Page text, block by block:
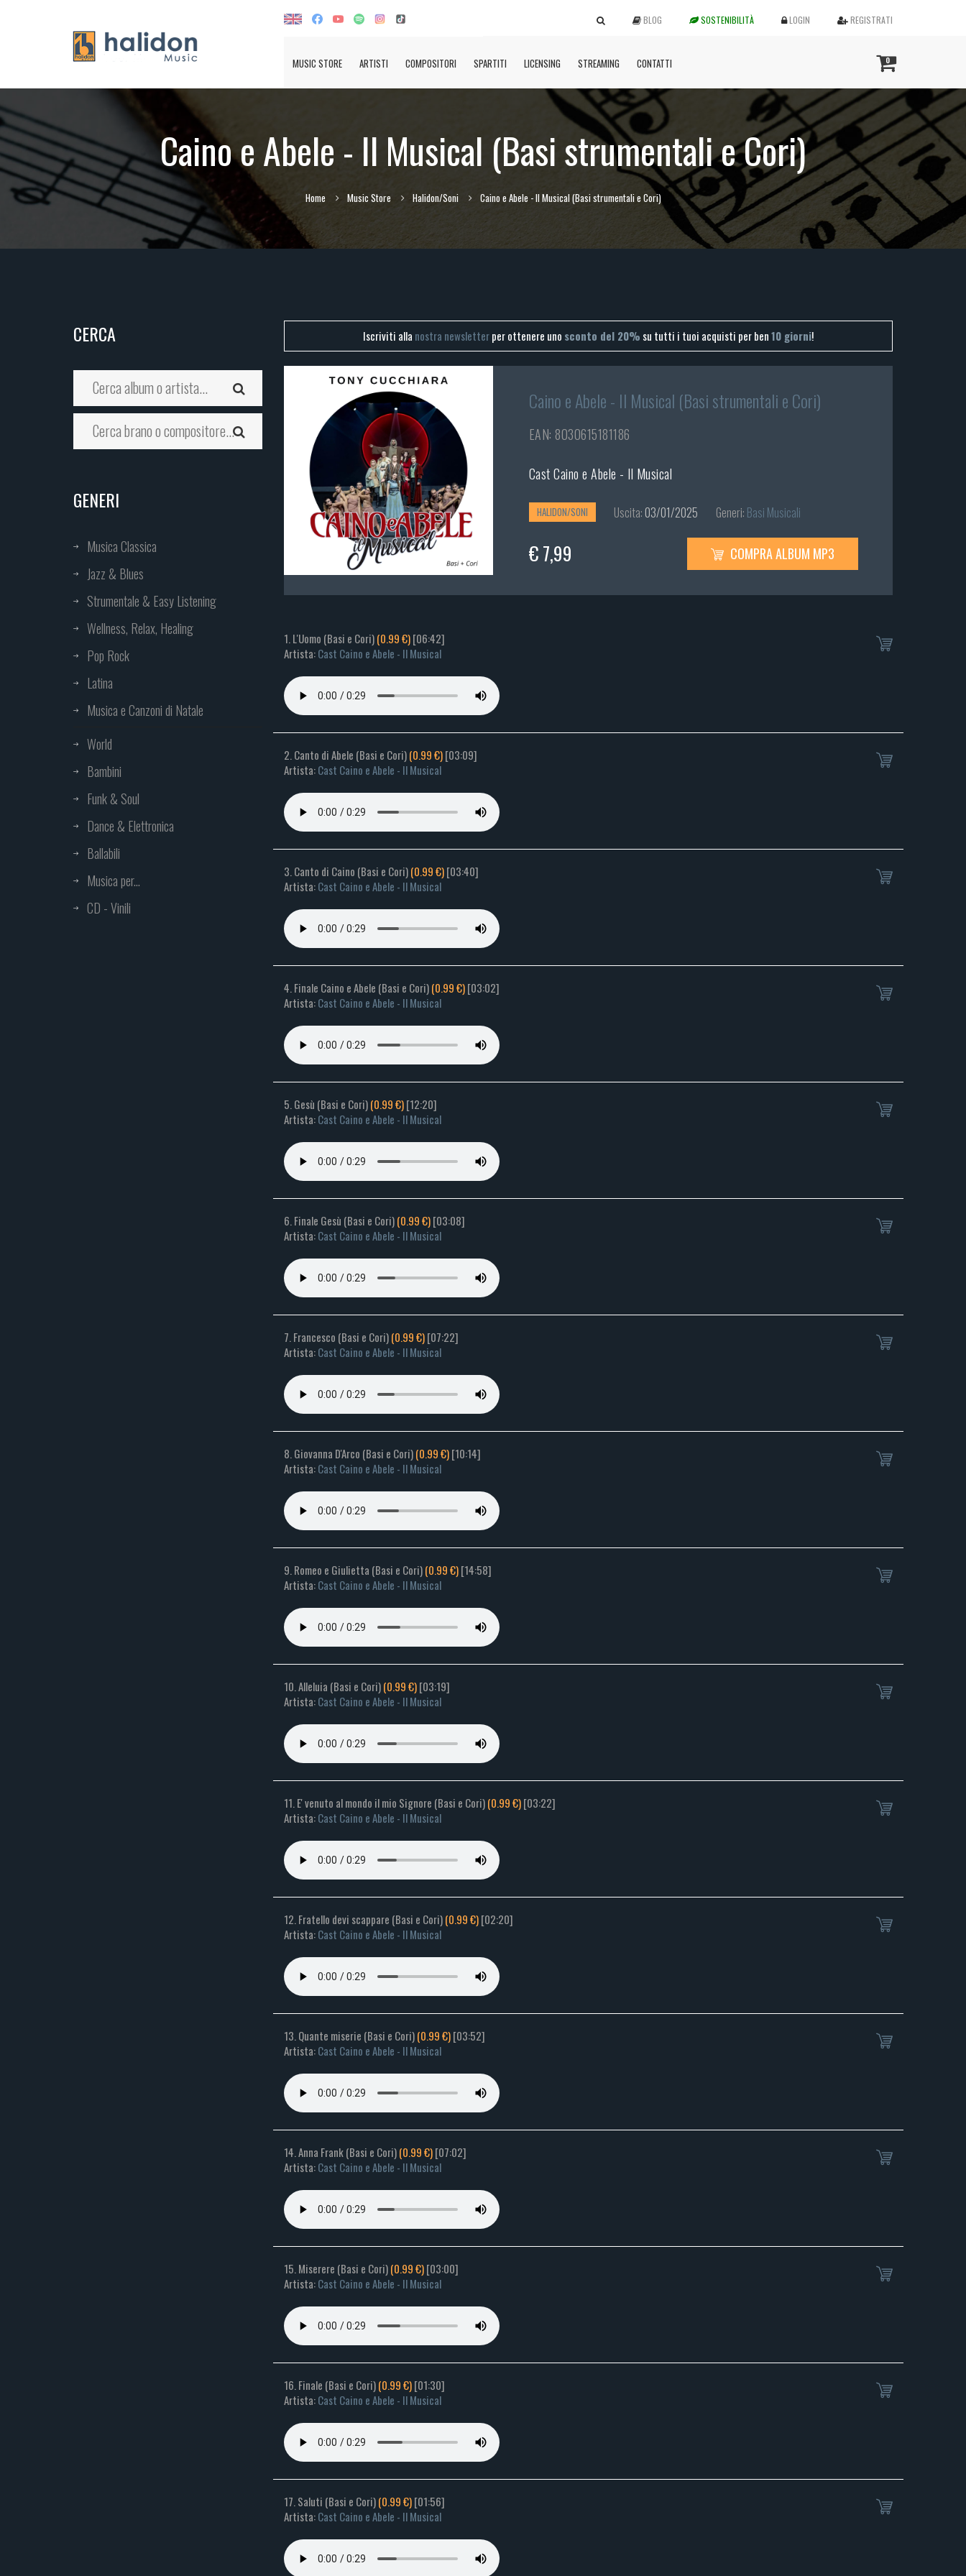
BLOG SOSTENIBILITÀ LOGIN REGISTRATI
MUSIC STORE ARTISTI COMPOSITORI SPARTITI LICENSING STREAMING CONTATTI 0
Caino e Abele - Il Musical (Basi strumentali e Cori)
Home Music Store Halidon/Soni Caino e Abele - Il Musical (Basi strumentali e Cori)
CERCA
GENERI
Musica Classica
Jazz & Blues
Strumentale & Easy Listening
Wellness, Relax, Healing
Pop Rock
Latina
Musica e Canzoni di Natale
World
Bambini
Funk & Soul
Dance & Elettronica
Ballabili
Musica per...
CD - Vinili
Iscriviti alla nostra newsletterper ottenere uno sconto del 20% su tutti i tuoi acquisti per ben10 giorni!
Caino e Abele - Il Musical (Basi strumentali e Cori)
EAN: 8030615181186
Cast Caino e Abele - Il Musical
HALIDON/SONI Uscita:03/01/2025 Generi: Basi Musicali
€ 7,99 COMPRA ALBUM MP3
1. L'Uomo (Basi e Cori)(0.99 €)[06:42]
Artista:Cast Caino e Abele - Il Musical
2. Canto di Abele (Basi e Cori)(0.99 €)[03:09]
Artista:Cast Caino e Abele - Il Musical
3. Canto di Caino (Basi e Cori)(0.99 €)[03:40]
Artista:Cast Caino e Abele - Il Musical
4. Finale Caino e Abele (Basi e Cori)(0.99 €)[03:02]
Artista:Cast Caino e Abele - Il Musical
5. Gesù (Basi e Cori)(0.99 €)[12:20]
Artista:Cast Caino e Abele - Il Musical
6. Finale Gesù (Basi e Cori)(0.99 €)[03:08]
Artista:Cast Caino e Abele - Il Musical
7. Francesco (Basi e Cori)(0.99 €)[07:22]
Artista:Cast Caino e Abele - Il Musical
8. Giovanna D'Arco (Basi e Cori)(0.99 €)[10:14]
Artista:Cast Caino e Abele - Il Musical
9. Romeo e Giulietta (Basi e Cori)(0.99 €)[14:58]
Artista:Cast Caino e Abele - Il Musical
10. Alleluia (Basi e Cori)(0.99 €)[03:19]
Artista:Cast Caino e Abele - Il Musical
11. E' venuto al mondo il mio Signore (Basi e Cori)(0.99 €)[03:22]
Artista:Cast Caino e Abele - Il Musical
12. Fratello devi scappare (Basi e Cori)(0.99 €)[02:20]
Artista:Cast Caino e Abele - Il Musical
13. Quante miserie (Basi e Cori)(0.99 €)[03:52]
Artista:Cast Caino e Abele - Il Musical
14. Anna Frank (Basi e Cori)(0.99 €)[07:02]
Artista:Cast Caino e Abele - Il Musical
15. Miserere (Basi e Cori)(0.99 €)[03:00]
Artista:Cast Caino e Abele - Il Musical
16. Finale (Basi e Cori)(0.99 €)[01:30]
Artista:Cast Caino e Abele - Il Musical
17. Saluti (Basi e Cori)(0.99 €)[01:56]
Artista:Cast Caino e Abele - Il Musical